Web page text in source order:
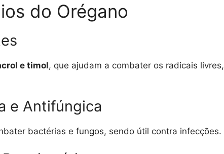
do Orégano
e timol, que ajudam a combater os radicais livres,
e Antifúngica
bactérias e fungos, sendo útil contra infecções.